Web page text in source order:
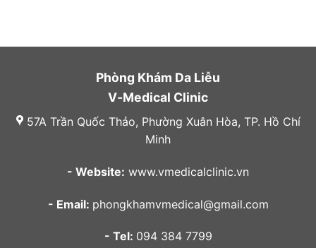
Phòng Khám Da Liễu
V-Medical Clinic
57A Trần Quốc Thảo, Phường Xuân Hòa, TP. Hồ Chí
Minh
- Website: www.vmedicalclinic.vn
- Email: phongkhamvmedical@gmail.com
- Tel: 094 384 7799